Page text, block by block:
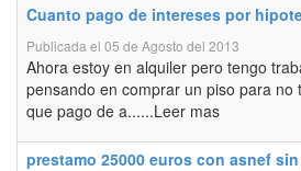
Cuanto pago de intereses por
Publicada el 05 de Agosto del 2013
Ahora estoy en alquiler pero tengo
pensando en comprar un piso para no
que pago de a......Leer mas
prestamo 25000 euros con asnef